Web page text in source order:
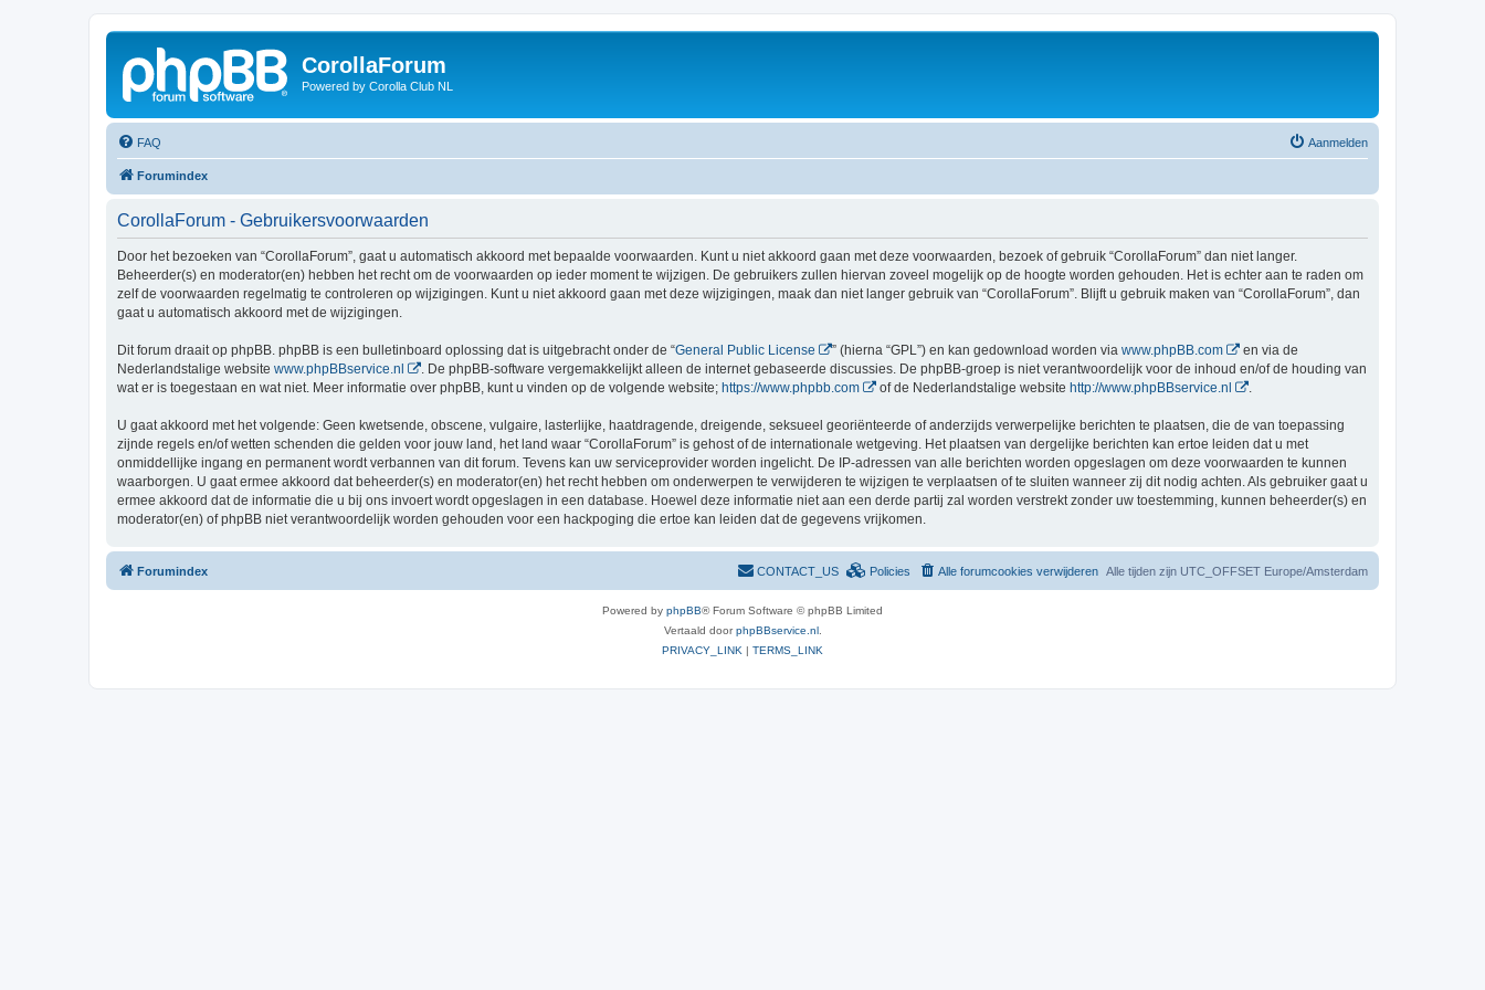
CorollaForum
Powered by Corolla Club NL
FAQ Aanmelden
Forumindex
CorollaForum - Gebruikersvoorwaarden
Door het bezoeken van “CorollaForum”, gaat u automatisch akkoord met bepaalde voorwaarden. Kunt u niet akkoord gaan met deze voorwaarden, bezoek of gebruik “CorollaForum” dan niet langer.
Beheerder(s) en moderator(en) hebben het recht om de voorwaarden op ieder moment te wijzigen. De gebruikers zullen hiervan zoveel mogelijk op de hoogte worden gehouden. Het is echter aan te raden om
zelf de voorwaarden regelmatig te controleren op wijzigingen. Kunt u niet akkoord gaan met deze wijzigingen, maak dan niet langer gebruik van “CorollaForum”. Blijft u gebruik maken van “CorollaForum”, dan
gaat u automatisch akkoord met de wijzigingen.
Dit forum draait op phpBB. phpBB is een bulletinboard oplossing dat is uitgebracht onder de “General Public License ” (hierna “GPL”) en kan gedownload worden via www.phpBB.com
en via de
Nederlandstalige website www.phpBBservice.nl
. De phpBB-software vergemakkelijkt alleen de internet gebaseerde discussies. De phpBB-groep is niet verantwoordelijk voor de inhoud en/of de houding van
wat er is toegestaan en wat niet. Meer informatie over phpBB, kunt u vinden op de volgende website; https://www.phpbb.com of de Nederlandstalige website http://www.phpBBservice.nl .
U gaat akkoord met het volgende: Geen kwetsende, obscene, vulgaire, lasterlijke, haatdragende, dreigende, seksueel georiënteerde of anderzijds verwerpelijke berichten te plaatsen, die de van toepassing
zijnde regels en/of wetten schenden die gelden voor jouw land, het land waar “CorollaForum” is gehost of de internationale wetgeving. Het plaatsen van dergelijke berichten kan ertoe leiden dat u met
onmiddellijke ingang en permanent wordt verbannen van dit forum. Tevens kan uw serviceprovider worden ingelicht. De IP-adressen van alle berichten worden opgeslagen om deze voorwaarden te kunnen
waarborgen. U gaat ermee akkoord dat beheerder(s) en moderator(en) het recht hebben om onderwerpen te verwijderen te wijzigen te verplaatsen of te sluiten wanneer zij dit nodig achten. Als gebruiker gaat u
ermee akkoord dat de informatie die u bij ons invoert wordt opgeslagen in een database. Hoewel deze informatie niet aan een derde partij zal worden verstrekt zonder uw toestemming, kunnen beheerder(s) en
moderator(en) of phpBB niet verantwoordelijk worden gehouden voor een hackpoging die ertoe kan leiden dat de gegevens vrijkomen.
Forumindex Alle tijden zijn UTC_OFFSET Europe/Amsterdam
Alle forumcookies verwijderen
Policies
CONTACT_US
Powered by phpBB® Forum Software © phpBB Limited
Vertaald doorphpBBservice.nl .
PRIVACY_LINK
TERMS_LINK